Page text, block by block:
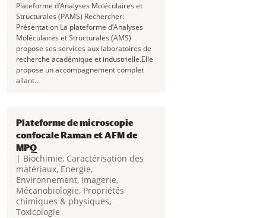
Plateforme d’Analyses Moléculaires et
Structurales (PAMS) Rechercher:
Présentation La plateforme d’Analyses
Moléculaires et Structurales (AMS)
propose ses services aux laboratoires de
recherche académique et industrielle.Elle
propose un accompagnement complet
allant...
Plateforme de microscopie
confocale Raman et AFM de
MPQ
| Biochimie, Caractérisation des
matériaux, Energie,
Environnement, Imagerie,
Mécanobiologie, Propriétés
chimiques & physiques,
Toxicologie